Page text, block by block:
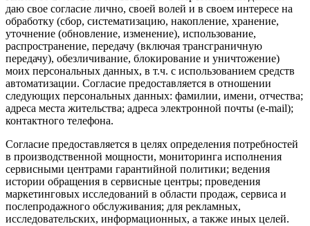
даю свое согласие лично, своей волей и в своем интересе на
обработку (сбор, систематизацию, накопление, хранение,
уточнение (обновление, изменение), использование,
распространение, передачу (включая трансграничную
передачу), обезличивание, блокирование и уничтожение)
моих персональных данных, в т.ч. с использованием средств
автоматизации. Согласие предоставляется в отношении
следующих персональных данных: фамилии, имени, отчества;
адреса места жительства; адреса электронной почты (e-mail);
контактного телефона.
Согласие предоставляется в целях определения потребностей
в производственной мощности, мониторинга исполнения
сервисными центрами гарантийной политики; ведения
истории обращения в сервисные центры; проведения
маркетинговых исследований в области продаж, сервиса и
послепродажного обслуживания; для рекламных,
исследовательских, информационных, а также иных целей.